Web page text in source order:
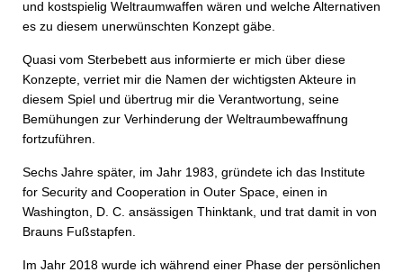
und kostspielig Weltraumwaffen wären und welche Alternativen
es zu diesem unerwünschten Konzept gäbe.
Quasi vom Sterbebett aus informierte er mich über diese
Konzepte, verriet mir die Namen der wichtigsten Akteure in
diesem Spiel und übertrug mir die Verantwortung, seine
Bemühungen zur Verhinderung der Weltraumbewaffnung
fortzuführen.
Sechs Jahre später, im Jahr 1983, gründete ich das Institute
for Security and Cooperation in Outer Space, einen in
Washington, D. C. ansässigen Thinktank, und trat damit in von
Brauns Fußstapfen.
Im Jahr 2018 wurde ich während einer Phase der persönlichen